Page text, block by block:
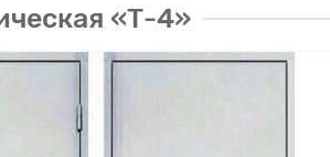
«Т-4»